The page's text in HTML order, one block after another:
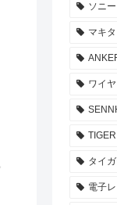
ソニー
マキタ
ワイ
TIGER
タイ
電子